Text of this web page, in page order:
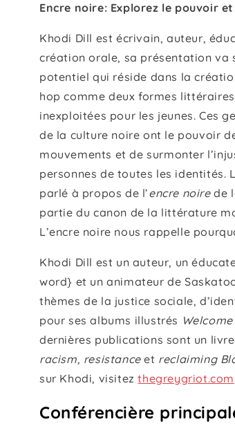
Encre noire: Explorez le pouvoir
Khodi Dill est écrivain, auteur,
création orale, sa présentation va
potentiel qui réside dans la
hop comme deux formes
inexploitées pour les jeunes. Ces
de la culture noire ont le pouvoir
mouvements et de surmonter
personnes de toutes les identités.
parlé à propos de l’encre noirede
partie du canon de la littérature
L’encre noire nous rappelle
Khodi Dill est un auteur, un
word} et un animateur de
thèmes de la justice sociale,
pour ses albums illustrés
dernières publications sont un
racism, resistanceet reclaiming
sur Khodi, visitezthegreygriot.com
Conférencière